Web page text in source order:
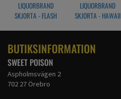
LIQUORBRAND
SKJORTA - FLASH
LIQUORBRAND
SKJORTA - HAWAII
BUTIKSINFORMATION
SWEET POISON
Aspholmsvägen 2
702 27 Örebro